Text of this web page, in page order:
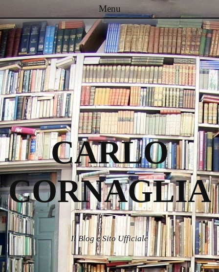
CARLO
CORNAGLIA
Il Blog e Sito Ufficiale
Menu
Passa al contenuto